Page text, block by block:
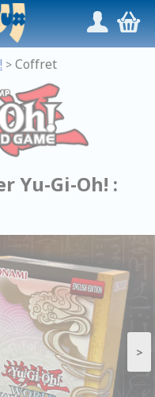
/,
> Coffret
Yu-Gi-Oh! :
>